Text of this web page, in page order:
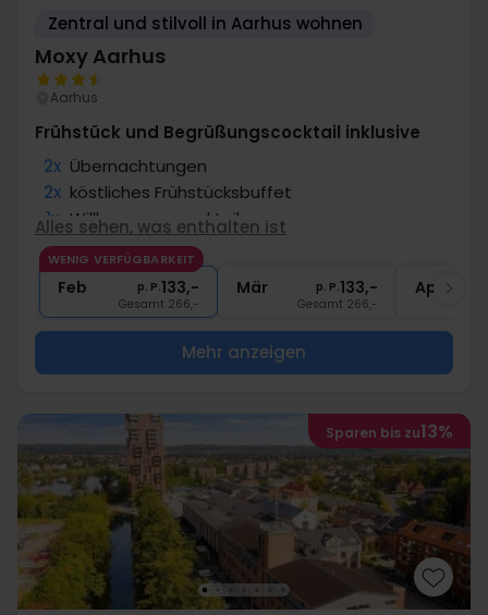
Zentral und stilvoll in Aarhus wohnen
Moxy Aarhus
Aarhus
Frühstück und Begrüßungscocktail inklusive
2x Übernachtungen
2x köstliches Frühstücksbuffet
1x Willkommenscocktail
2x Kaffee zum Mitnehmen
1x Stadt Zentrum
Alles sehen, was enthalten ist
WENIG VERFÜGBARKEIT
Feb p. P.133,-
Gesamt 266,-
Mär p. P.133,-
Gesamt 266,-
Apr
Mehr anzeigen
Sparen bis zu13%